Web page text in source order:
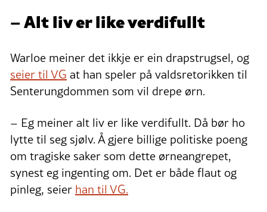
– Alt liv er like verdifullt
Warloe meiner det ikkje er ein drapstrugsel, og
seier til VG at han speler på valdsretorikken til
Senterungdommen som vil drepe ørn.
– Eg meiner alt liv er like verdifullt. Då bør ho
lytte til seg sjølv. Å gjere billige politiske poeng
om tragiske saker som dette ørneangrepet,
synest eg ingenting om. Det er både flaut og
pinleg, seier han til VG.